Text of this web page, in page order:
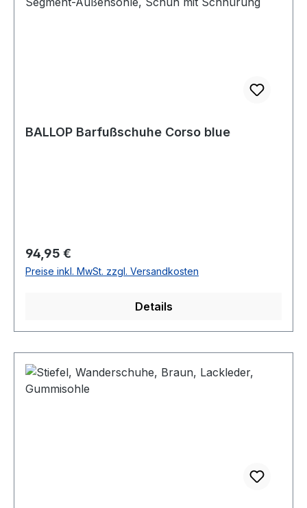
BALLOP Barfußschuhe Corso blue
Regulärer Preis:
94,95 €
Preise inkl. MwSt. zzgl. Versandkosten
Details